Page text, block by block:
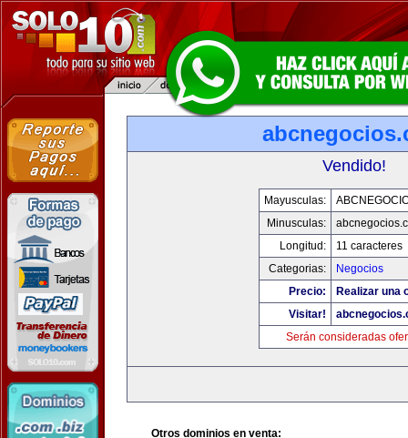
Vendido!
Mayusculas:
Minusculas:
Longitud:
11 caracteres
Categorias:
Negocios
Precio:
Realizar una
Visitar!
Serán consideradas
Otros dominios en venta: